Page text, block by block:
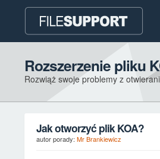
Rozszerzenie pliku
Rozwiąż swoje problemy z
Jak otworzyć plik KOA?
autor porady: Mr Brankiewicz